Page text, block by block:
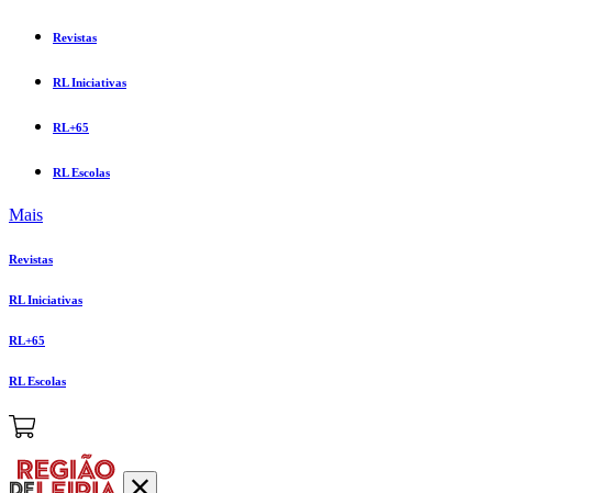
Revistas
RL Iniciativas
RL+65
RL Escolas
Mais
Revistas
RL Iniciativas
RL+65
RL Escolas